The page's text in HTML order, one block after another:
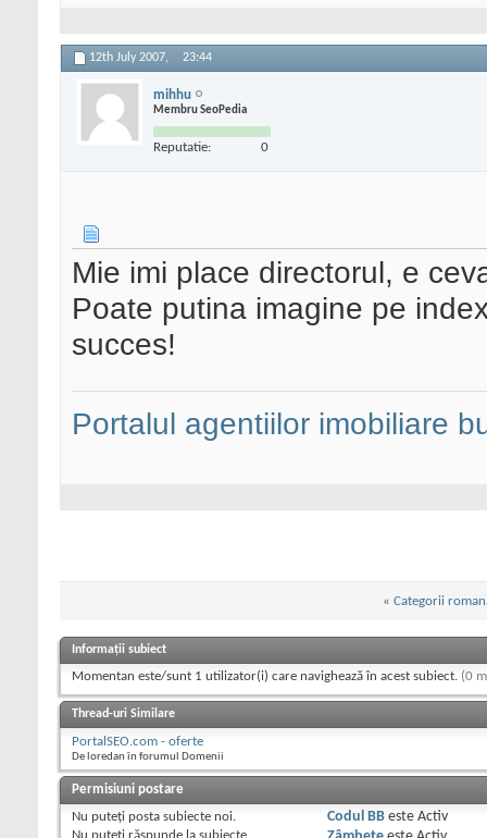
12th July 2007, 23:44
mihhu
Membru SeoPedia
Reputatie: 0
Mie imi place directorul, e
Poate putina imagine pe
succes!
Portalul agentiilor imobiliare
« Categorii
Informații subiect
Momentan este/sunt 1 utilizator(i) care navighează în acest subiect. (0
Thread-uri Similare
PortalSEO.com - oferte
De loredan în forumul Domenii
Permisiuni postare
Nu puteţi posta subiecte noi.
Nu puteţi răspunde la subiecte
Codul BBeste Activ